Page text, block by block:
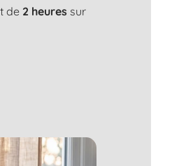
de 2 heures sur